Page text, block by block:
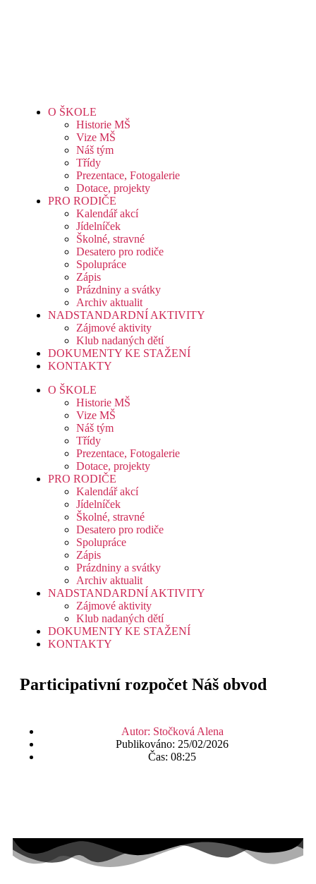
O ŠKOLE
Historie MŠ
Vize MŠ
Náš tým
Třídy
Prezentace, Fotogalerie
Dotace, projekty
PRO RODIČE
Kalendář akcí
Jídelníček
Školné, stravné
Desatero pro rodiče
Spolupráce
Zápis
Prázdniny a svátky
Archiv aktualit
NADSTANDARDNÍ AKTIVITY
Zájmové aktivity
Klub nadaných dětí
DOKUMENTY KE STAŽENÍ
KONTAKTY
O ŠKOLE
Historie MŠ
Vize MŠ
Náš tým
Třídy
Prezentace, Fotogalerie
Dotace, projekty
PRO RODIČE
Kalendář akcí
Jídelníček
Školné, stravné
Desatero pro rodiče
Spolupráce
Zápis
Prázdniny a svátky
Archiv aktualit
NADSTANDARDNÍ AKTIVITY
Zájmové aktivity
Klub nadaných dětí
DOKUMENTY KE STAŽENÍ
KONTAKTY
Participativní rozpočet Náš obvod
Autor: Stočková Alena
Publikováno: 25/02/2026
Čas: 08:25